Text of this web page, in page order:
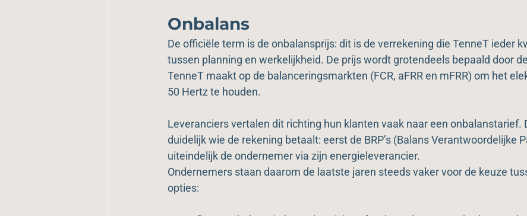
Onbalans
De officiële term is de onbalansprijs: dit is de verrekening die TenneT ieder
tussen planning en werkelijkheid. De prijs wordt grotendeels bepaald door
TenneT maakt op de balanceringsmarkten (FCR, aFRR en mFRR) om het
50 Hertz te houden.
Leveranciers vertalen dit richting hun klanten vaak naar een onbalanstarief.
duidelijk wie de rekening betaalt: eerst de BRP’s (Balans Verantwoordelijke
uiteindelijk de ondernemer via zijn energieleverancier.
Ondernemers staan daarom de laatste jaren steeds vaker voor de keuze
opties: